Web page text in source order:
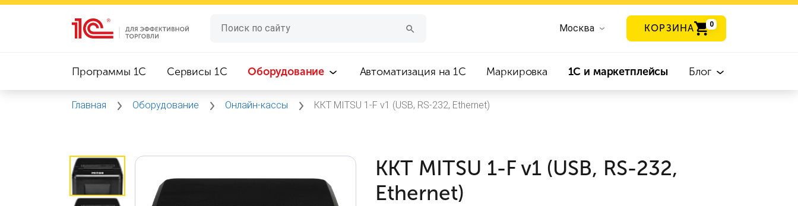
Москва КОРЗИНА 0
Программы 1C Сервисы 1C Оборудование Автоматизация на 1С Маркировка 1С и маркетплейсы Блог
Главная Оборудование Онлайн-кассы ККТ MITSU 1-F v1 (USB, RS-232, Ethernet)
ККТ MITSU 1-F v1 (USB, RS-232,
Ethernet)